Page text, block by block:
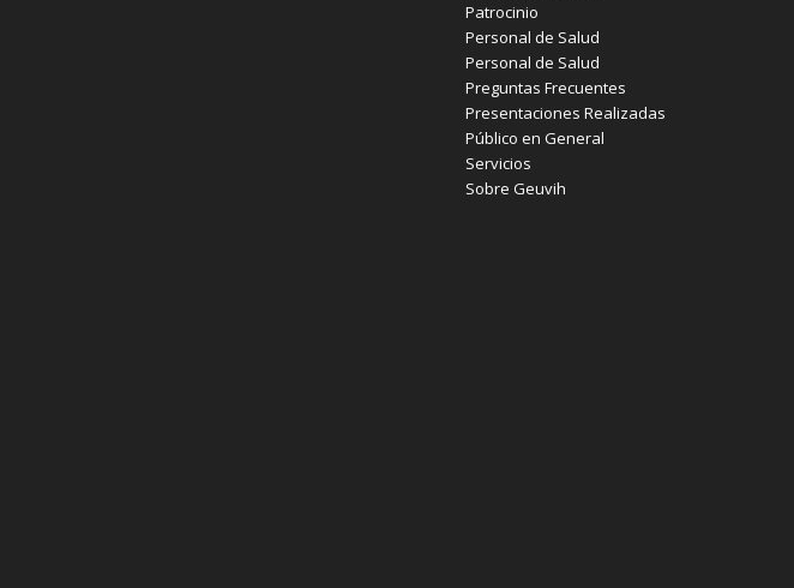
Patrocinio
Personal de Salud
Personal de Salud
Preguntas Frecuentes
Presentaciones Realizadas
Público en General
Servicios
Sobre Geuvih